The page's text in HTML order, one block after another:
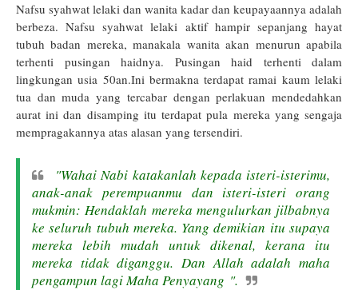
Nafsu syahwat lelaki dan wanita kadar dan keupayaannya adalah
berbeza. Nafsu syahwat lelaki aktif hampir sepanjang hayat
tubuh badan mereka, manakala wanita akan menurun apabila
terhenti pusingan haidnya. Pusingan haid terhenti dalam
lingkungan usia 50an.Ini bermakna terdapat ramai kaum lelaki
tua dan muda yang tercabar dengan perlakuan mendedahkan
aurat ini dan disamping itu terdapat pula mereka yang sengaja
mempragakannya atas alasan yang tersendiri.
"Wahai Nabi katakanlah kepada isteri-isterimu,
anak-anak perempuanmu dan isteri-isteri orang
mukmin: Hendaklah mereka mengulurkan jilbabnya
ke seluruh tubuh mereka. Yang demikian itu supaya
mereka lebih mudah untuk dikenal, kerana itu
mereka tidak diganggu. Dan Allah adalah maha
pengampun lagi Maha Penyayang ".